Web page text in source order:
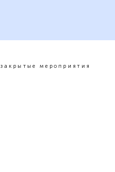
закрытые мероприятия